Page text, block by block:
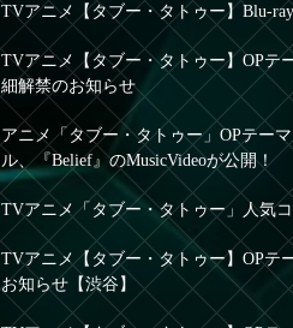
TVアニメ【タブー・タトゥー】Blu-
TVアニメ【タブー・タトゥー】OPテ
細解禁のお知らせ
アニメ「タブー・タトゥー」OPテー
ル、『Belief』のMusicVideoが公開！
TVアニメ「タブー・タトゥー」人気
TVアニメ【タブー・タトゥー】OPテ
お知らせ【渋谷】